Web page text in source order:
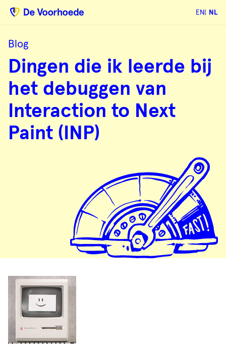
EN NL
Blog
die
ik
bij
het
debuggen
van
Interaction
to
Next
Dingen die ik leerde bij
het debuggen van
Interaction to Next
Paint (INP)